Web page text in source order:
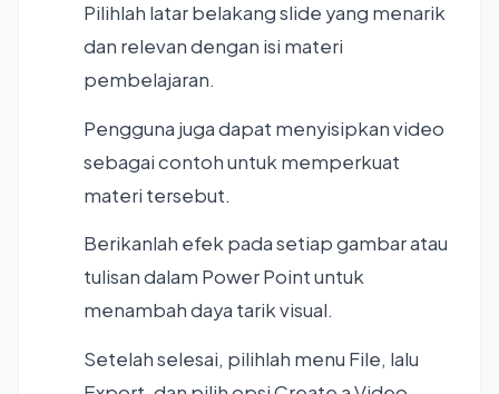
Pilihlah latar belakang slide yang menarik
dan relevan dengan isi materi
pembelajaran.
Pengguna juga dapat menyisipkan video
sebagai contoh untuk memperkuat
materi tersebut.
Berikanlah efek pada setiap gambar atau
tulisan dalam Power Point untuk
menambah daya tarik visual.
Setelah selesai, pilihlah menu File, lalu